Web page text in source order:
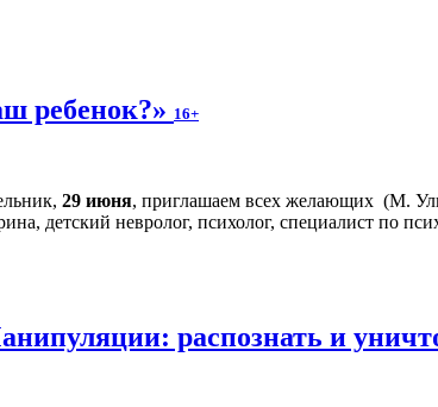
ребенок?» 16+
29 июня, приглашаем всех желающих (М.
детский невролог, психолог, специалист по
распознать и